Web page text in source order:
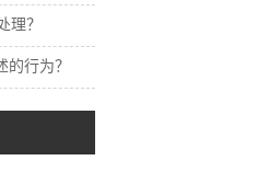
理？
行为？